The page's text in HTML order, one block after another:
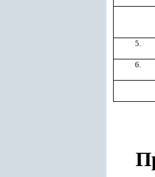
5.
6.